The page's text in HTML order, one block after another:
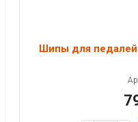
Шипы для педалей